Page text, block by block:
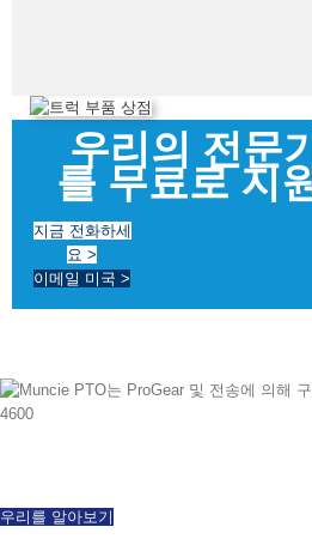
우리의 전문
를 무료로 지
지금 전화하세
요 >
이메일 미국 >
우리를 알아보기